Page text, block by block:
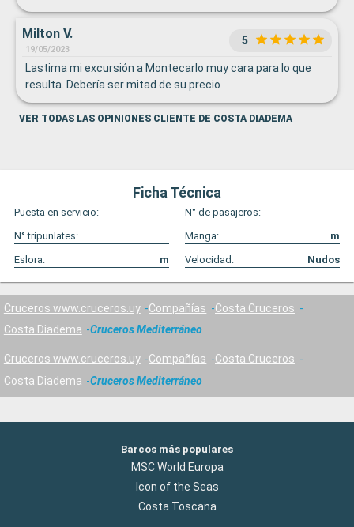
Milton V.
19/05/2023
5
Lastima mi excursión a Montecarlo muy cara para lo que
resulta. Debería ser mitad de su precio
VER TODAS LAS OPINIONES CLIENTE DE COSTA DIADEMA
Ficha Técnica
Puesta en servicio:
N° de pasajeros:
N° tripunlates:
Manga:
m
Eslora:
m Velocidad: Nudos
Cruceros www.cruceros.uy Compañías
Costa Cruceros
Costa Diadema
Cruceros Mediterráneo
Cruceros www.cruceros.uy Compañías
Costa Cruceros
Costa Diadema
Cruceros Mediterráneo
Barcos más populares
MSC World Europa
Icon of the Seas
Costa Toscana